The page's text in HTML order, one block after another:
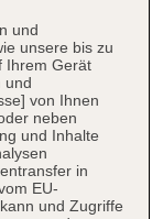
englisch,
ohne
und
unsere bis zu
Ihrem Gerät
und
von Ihnen
neben
und Inhalte
in
EU-
und Zugriffe